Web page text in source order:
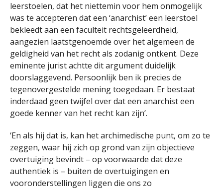
leerstoelen, dat het niettemin voor hem onmogelijk
was te accepteren dat een ‘anarchist’ een leerstoel
bekleedt aan een faculteit rechtsgeleerdheid,
aangezien laatstgenoemde over het algemeen de
geldigheid van het recht als zodanig ontkent. Deze
eminente jurist achtte dit argument duidelijk
doorslaggevend. Persoonlijk ben ik precies de
tegenovergestelde mening toegedaan. Er bestaat
inderdaad geen twijfel over dat een anarchist een
goede kenner van het recht kan zijn’.
‘En als hij dat is, kan het archimedische punt, om zo te
zeggen, waar hij zich op grond van zijn objectieve
overtuiging bevindt – op voorwaarde dat deze
authentiek is – buiten de overtuigingen en
vooronderstellingen liggen die ons zo